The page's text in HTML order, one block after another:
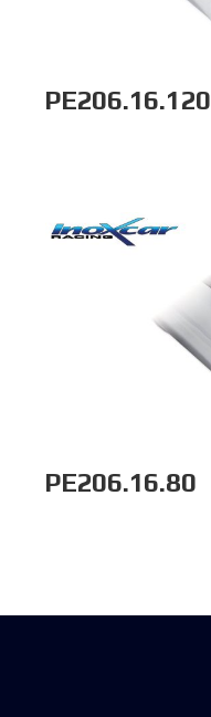
PE206.16.120
PE206.16.80